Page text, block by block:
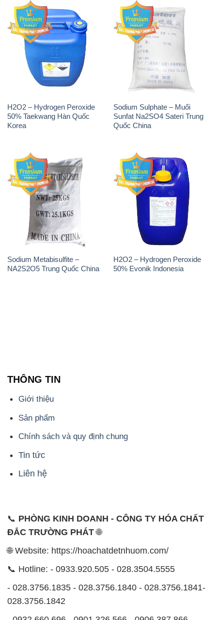
H2O2 – Hydrogen Peroxide
50% Taekwang Hàn Quốc
Korea
Sodium Sulphate – Muối
Sunfat Na2SO4 Sateri Trung
Quốc China
Sodium Metabisulfite –
NA2S2O5 Trung Quốc China
H2O2 – Hydrogen Peroxide
50% Evonik Indonesia
THÔNG TIN
Giới thiệu
Sản phẩm
Chính sách và quy định chung
Tin tức
Liên hệ
📞 PHÒNG KINH DOANH - CÔNG TY HÓA CHẤT
ĐẮC TRƯỜNG PHÁT🌐
🌐 Website: https://hoachatdetnhuom.com/
📞 Hotline: - 0933.920.505 - 028.3504.5555
- 028.3756.1835 - 028.3756.1840 - 028.3756.1841-
028.3756.1842